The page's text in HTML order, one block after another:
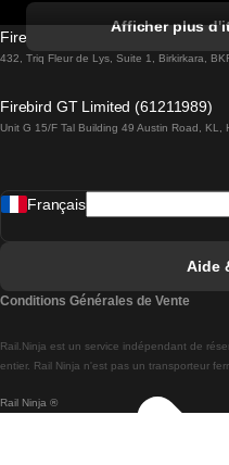
Trains de
Trains de
Trains de
Trains de
Afficher plus
Firebird GT Limited (OC 1451)
432, Triq Fleur de Lys, Suite 1, Birkirkara,
Firebird GT Limited (61211989)
Unit G 15/F Tal Building 49 Austin Road, KL,
Rail Ninja ®
Rail.Ninja est un service indépendant de
entier. Rail Ninja n'est pas un transporteur
Français
Aide
Conditions Générales de Vente